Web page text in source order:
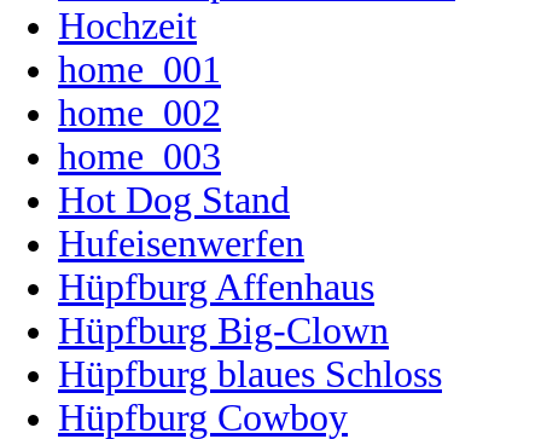
Hochzeit
home_001
home_002
home_003
Hot Dog Stand
Hufeisenwerfen
Hüpfburg Affenhaus
Hüpfburg Big-Clown
Hüpfburg blaues Schloss
Hüpfburg Cowboy